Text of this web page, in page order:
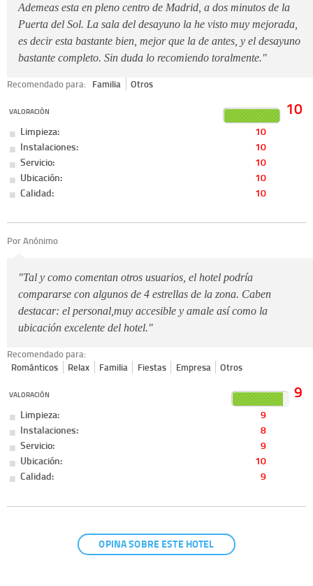
Ademeas esta en pleno centro de Madrid, a dos minutos de la
Puerta del Sol. La sala del desayuno la he visto muy mejorada,
es decir esta bastante bien, mejor que la de antes, y el desayuno
bastante completo. Sin duda lo recomiendo toralmente."
Recomendado para: Familia Otros
VALORACIÓN 10
Limpieza:
10
Instalaciones:
10
Servicio:
10
Ubicación:
10
Calidad:
10
Por Anónimo
"Tal y como comentan otros usuarios, el hotel podría
compararse con algunos de 4 estrellas de la zona. Caben
destacar: el personal,muy accesible y amale así como la
ubicación excelente del hotel."
Recomendado para:
Románticos
Relax Familia Fiestas Empresa Otros
VALORACIÓN 9
Limpieza:
9
Instalaciones:
8
Servicio:
9
Ubicación:
10
Calidad:
9
OPINA SOBRE ESTE HOTEL